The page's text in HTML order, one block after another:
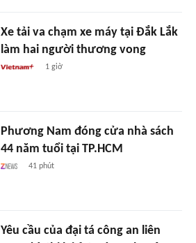
Xe tải va chạm xe máy tại Đắk Lắk
làm hai người thương vong
1 giờ
Phương Nam đóng cửa nhà sách
44 năm tuổi tại TP.HCM
41 phút
Yêu cầu của đại tá công an liên